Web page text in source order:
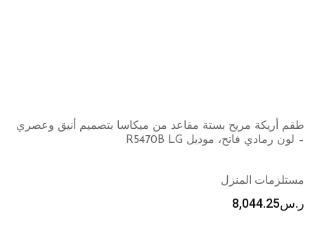
طقم أريكة مريح بستة مقاعد من ميكاسا بتصميم أنيق وعصري
– لون رمادي فاتح، موديل R5470B LG
مستلزمات المنزل
ر.س8,044.25